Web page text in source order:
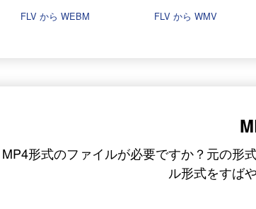
FLV から WEBM FLV から WMV
MP4形式のファイルが必要ですか？元の形
ル形式をすば